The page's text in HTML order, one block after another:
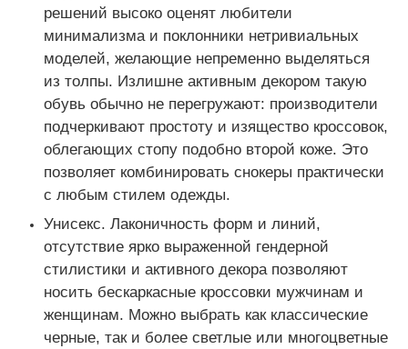
решений высоко оценят любители
минимализма и поклонники нетривиальных
моделей, желающие непременно выделяться
из толпы. Излишне активным декором такую
обувь обычно не перегружают: производители
подчеркивают простоту и изящество кроссовок,
облегающих стопу подобно второй коже. Это
позволяет комбинировать снокеры практически
с любым стилем одежды.
Унисекс. Лаконичность форм и линий,
отсутствие ярко выраженной гендерной
стилистики и активного декора позволяют
носить бескаркасные кроссовки мужчинам и
женщинам. Можно выбрать как классические
черные, так и более светлые или многоцветные